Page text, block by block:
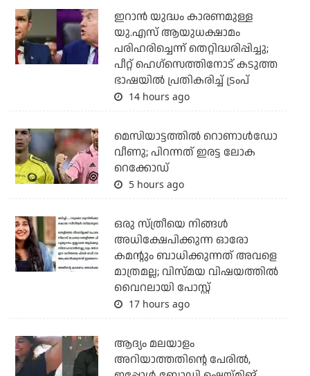
ഇറാന്‍ യുദ്ധം കാരണമുള്ള
യു.എസ് ആയുധക്ഷാമം
പരിഹരിച്ചെന്ന് തെറ്റിദ്ധരിപ്പിച്ചു;
പീറ്റ് ഹെഗ്‌സെത്തിനോട് കടുത്ത
ഭാഷയില്‍ പ്രതികരിച്ച് ട്രംപ്
14 hours ago
മെസിയാട്ടത്തില്‍ റൊണാള്‍ഡോ
വീണു; പിറന്നത് ഇരട്ട ലോക
റെക്കോഡ്
5 hours ago
ഒരു സ്ത്രീയെ നിങ്ങള്‍
അധിക്ഷേപിക്കുന്ന ഓരോ
കമന്റും ബാധിക്കുന്നത് അവളെ
മാത്രമല്ല; വിസ്മയ വിഷയത്തില്‍
വൈറലായി പോസ്റ്റ്
17 hours ago
ആദ്യം മലയാളം
അറിയാത്തതിന്റെ പേരില്‍,